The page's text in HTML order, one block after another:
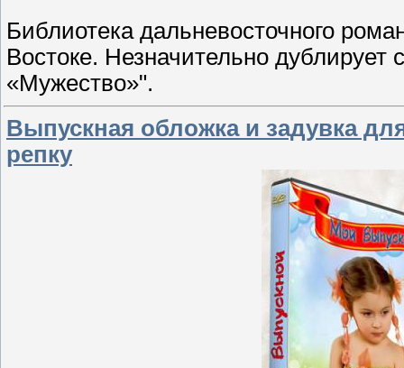
Библиотека дальневосточного
Востоке. Незначительно
«Мужество»".
Выпускная обложка и задувка
репку